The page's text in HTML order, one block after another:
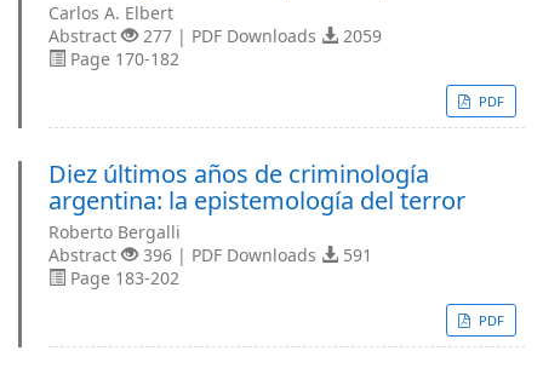
Carlos A. Elbert
Abstract
277 | PDF Downloads
2059
Page 170-182
PDF
Diez últimos años de criminología
argentina: la epistemología del terror
Roberto Bergalli
Abstract
396 | PDF Downloads
591
Page 183-202
PDF